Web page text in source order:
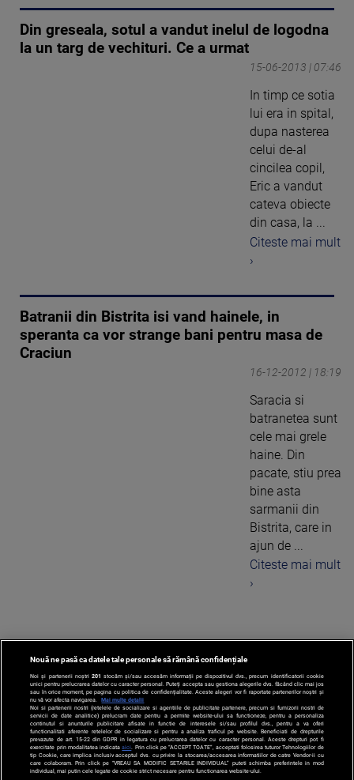
Din greseala, sotul a vandut inelul de logodna
la un targ de vechituri. Ce a urmat
15-06-2013 | 07:46
In timp ce sotia
lui era in spital,
dupa nasterea
celui de-al
cincilea copil,
Eric a vandut
cateva obiecte
din casa, la ...
Citeste mai mult
›
Batranii din Bistrita isi vand hainele, in
speranta ca vor strange bani pentru masa de
Craciun
16-12-2012 | 18:19
Saracia si
batranetea sunt
cele mai grele
haine. Din
pacate, stiu prea
bine asta
sarmanii din
Bistrita, care in
ajun de ...
Citeste mai mult
›
1
Nouă ne pasă ca datele tale personale să rămână confidențiale
Noi și partenerii noștri 201 stocăm și/sau accesăm informații pe dispozitivul dvs., precum identificatorii cookie
unici pentru prelucrarea datelor cu caracter personal. Puteți accepta sau gestiona alegerile dvs. făcând clic mai jos
sau în orice moment, pe pagina cu politica de confidențialitate. Aceste alegeri vor fi raportate partenerilor noștri și
nu vă vor afecta navigarea.
Mai multe detalii
Noi si partenerii nostri (retelele de socializare si agentiile de publicitate partenere, precum si furnizorii nostri de
servicii de date analitice) prelucram date pentru a permite website-ului sa functioneze, pentru a personaliza
continutul si anunturile publicitare afisate in functie de interesele si/sau profilul dvs., pentru a va oferi
functionalitati aferente retelelor de socializare si pentru a analiza traficul pe website. Beneficiati de drepturile
prevazute de art. 15-22 din GDPR in legatura cu prelucrarea datelor cu caracter personal. Aceste drepturi pot fi
exercitate prin modalitatea indicataaici . Prin click pe “ACCEPT TOATE”, acceptati folosirea tuturor Tehnologiilor de
tip Cookie, care implica inclusiv acceptul dvs. cu privire la stocarea/accesarea informatiilor de catre Vendor-ii cu
care colaboram. Prin click pe “VREAU SA MODIFIC SETARILE INDIVIDUAL” puteti schimba preferintele in mod
individual, mai putin cele legate de cookie strict necesare pentru functionarea website-ului.